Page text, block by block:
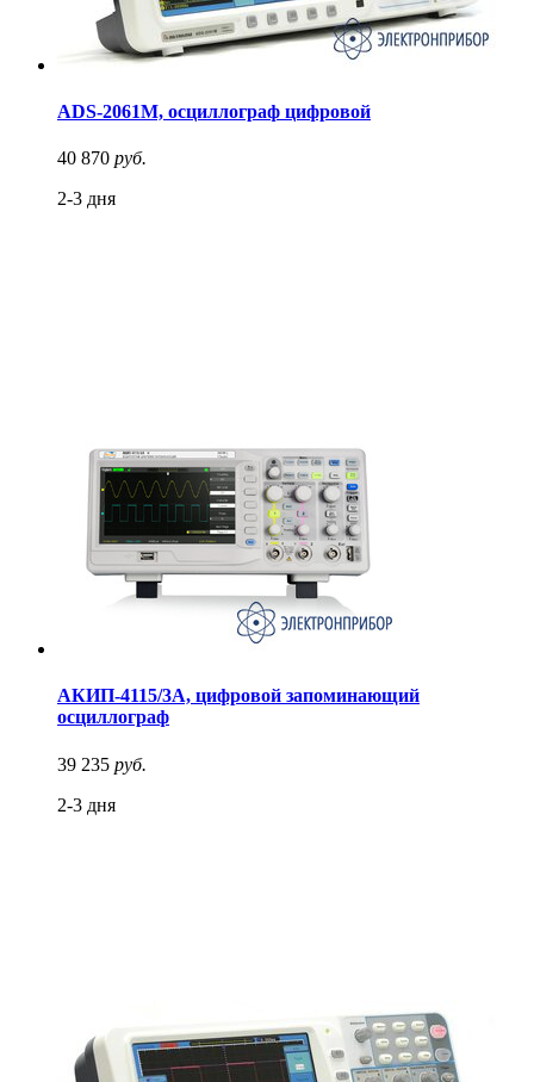
ADS-2061M, осциллограф цифровой
40 870 руб.
2-3 дня
АКИП-4115/3А, цифровой запоминающий
осциллограф
39 235 руб.
2-3 дня